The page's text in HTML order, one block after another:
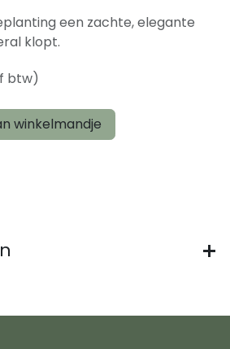
een zachte, elegante
klopt.
btw)
winkelmandje